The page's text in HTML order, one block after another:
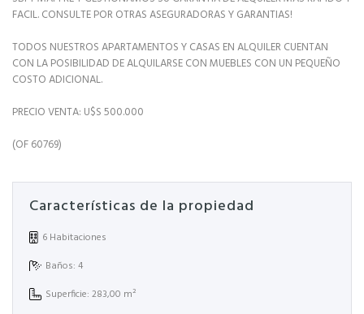
FACIL. CONSULTE POR OTRAS ASEGURADORAS Y GARANTIAS!
TODOS NUESTROS APARTAMENTOS Y CASAS EN ALQUILER CUENTAN
CON LA POSIBILIDAD DE ALQUILARSE CON MUEBLES CON UN PEQUEÑO
COSTO ADICIONAL.
PRECIO VENTA: U$S 500.000
(OF 60769)
Características de la propiedad
6 Habitaciones
Baños: 4
Superficie: 283,00 m²